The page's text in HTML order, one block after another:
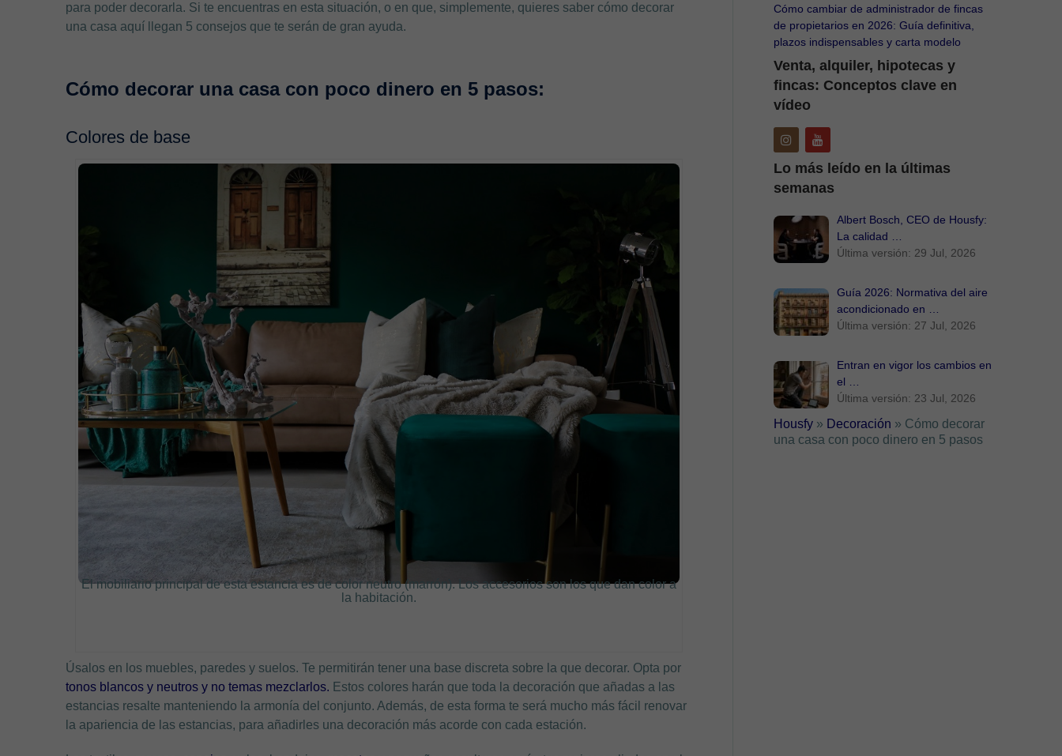
para poder decorarla. Si te encuentras en esta situación, o en que, simplemente, quieres saber cómo decorar
una casa aquí llegan 5 consejos que te serán de gran ayuda.
Cómo decorar una casa con poco dinero en 5 pasos:
Colores de base
El mobiliario principal de esta estancia es de color neutro (marrón). Los accesorios son los que dan color a
la habitación.
Úsalos en los muebles, paredes y suelos. Te permitirán tener una base discreta sobre la que decorar. Opta por
tonos blancos y neutros y no temas mezclarlos. Estos colores harán que toda la decoración que añadas a las
estancias resalte manteniendo la armonía del conjunto. Además, de esta forma te será mucho más fácil renovar
la apariencia de las estancias, para añadirles una decoración más acorde con cada estación.
Cómo cambiar de administrador de fincas
de propietarios en 2026: Guía definitiva,
plazos indispensables y carta modelo
Venta, alquiler, hipotecas y
fincas: Conceptos clave en
vídeo
Lo más leído en la últimas
semanas
Albert Bosch, CEO de Housfy:
La calidad …
Última versión: 29 Jul, 2026
Guía 2026: Normativa del aire
acondicionado en …
Última versión: 27 Jul, 2026
Entran en vigor los cambios en
el …
Última versión: 23 Jul, 2026
Housfy » Decoración » Cómo decorar
una casa con poco dinero en 5 pasos